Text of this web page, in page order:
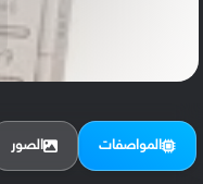
المواصفات الصور